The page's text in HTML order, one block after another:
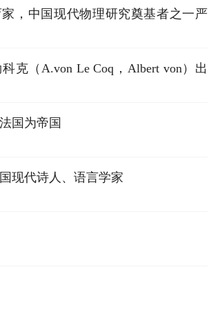
，中国现代物理研究奠基者之一严
克（A.von Le Coq，Albert von）出
国为帝国
现代诗人、语言学家